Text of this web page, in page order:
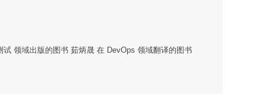
领域出版的图书 茹炳晟 在 DevOps 领域翻译的图书